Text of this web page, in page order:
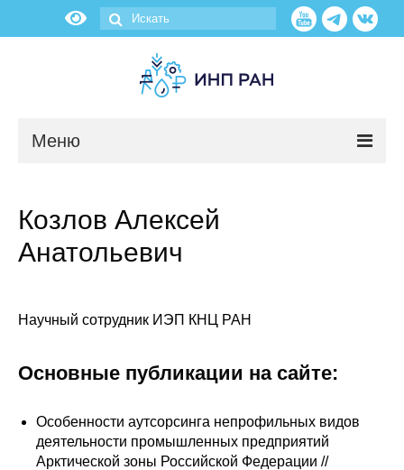
Меню
Научные подразделения
Администрация
Отчетность
Козлов Алексей
Анатольевич
Научный сотрудник ИЭП КНЦ РАН
Основные публикации на сайте:
Особенности аутсорсинга непрофильных видов
деятельности промышленных предприятий
Арктической зоны Российской Федерации //